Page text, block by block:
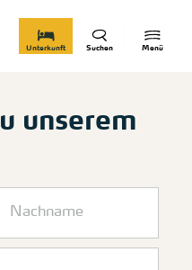
Menü
Suchen
Unterkunft
unserem